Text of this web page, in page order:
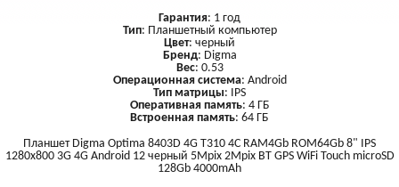
Гарантия: 1 год
Тип: Планшетный компьютер
Цвет: черный
Бренд: Digma
Вес: 0.53
Операционная система: Android
Тип матрицы: IPS
Оперативная память: 4 ГБ
Встроенная память: 64 ГБ
Планшет Digma Optima 8403D 4G T310 4C RAM4Gb ROM64Gb 8" IPS
1280x800 3G 4G Android 12 черный 5Mpix 2Mpix BT GPS WiFi Touch microSD
128Gb 4000mAh